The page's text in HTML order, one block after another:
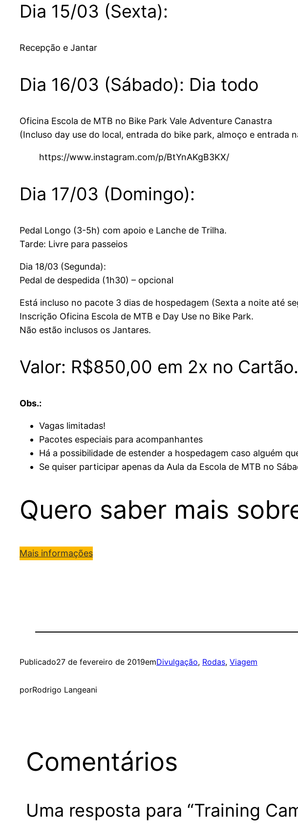
Dia 15/03 (Sexta):
Recepção e Jantar
Dia 16/03 (Sábado): Dia todo
Oficina Escola de MTB no Bike Park Vale Adventure Canastra
(Incluso day use do local, entrada do bike park, almoço e entrada
https://www.instagram.com/p/BtYnAKgB3KX/
Dia 17/03 (Domingo):
Pedal Longo (3-5h) com apoio e Lanche de Trilha.
Tarde: Livre para passeios
Dia 18/03 (Segunda):
Pedal de despedida (1h30) – opcional
Está incluso no pacote 3 dias de hospedagem (Sexta a noite até
Inscrição Oficina Escola de MTB e Day Use no Bike Park.
Não estão inclusos os Jantares.
Valor: R$850,00 em 2x no Cartão.
Obs.:
Vagas limitadas!
Pacotes especiais para acompanhantes
Há a possibilidade de estender a hospedagem caso alguém
Se quiser participar apenas da Aula da Escola de MTB no
Quero saber mais
Mais informações
Publicado27 de fevereiro de 2019emDivulgação, Rodas, Viagem
porRodrigo Langeani
Comentários
Uma resposta para “Training